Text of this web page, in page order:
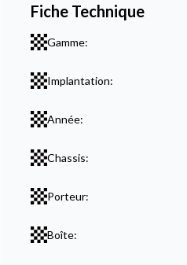
Fiche Technique
Gamme:
Implantation:
Année:
Chassis:
Porteur:
Boîte: